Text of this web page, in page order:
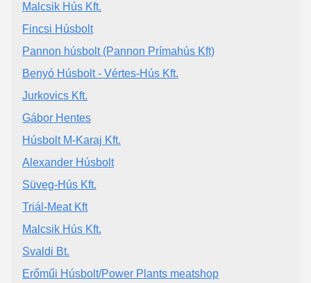
Malcsik Hús Kft.
Fincsi Húsbolt
Pannon húsbolt (Pannon Prímahús Kft)
Benyó Húsbolt - Vértes-Hús Kft.
Jurkovics Kft.
Gábor Hentes
Húsbolt M-Karaj Kft.
Alexander Húsbolt
Süveg-Hús Kft.
Triál-Meat Kft
Malcsik Hús Kft.
Svaldi Bt.
Erőműi Húsbolt/Power Plants meatshop